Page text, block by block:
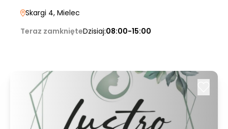
Skargi 4, Mielec
Teraz zamknięteDzisiaj:08:00-15:00